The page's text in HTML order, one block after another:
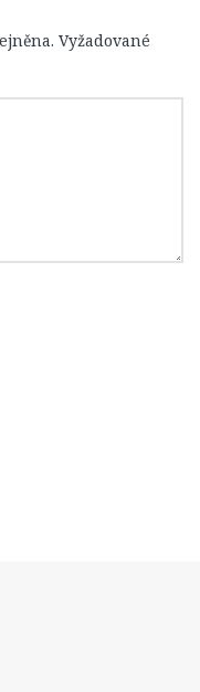
Vyžadované